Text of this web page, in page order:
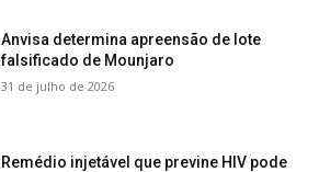
Anvisa determina apreensão de lote
falsificado de Mounjaro
31 de julho de 2026
Remédio injetável que previne HIV pode